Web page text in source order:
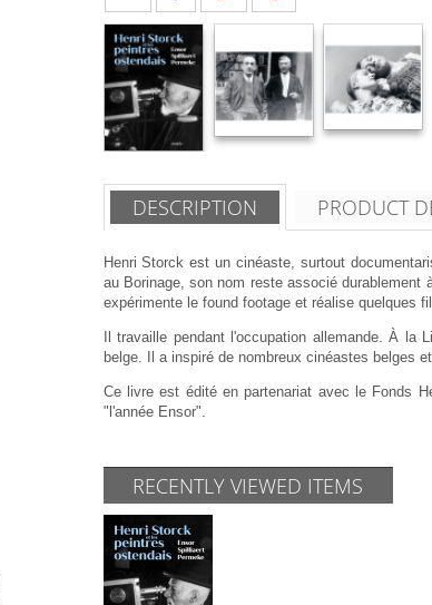
DESCRIPTION PRODUCT
Henri Storck est un cinéaste, surtout
au Borinage, son nom reste associé durablement
expérimente le found footage et réalise quelques
Il travaille pendant l'occupation allemande. À
belge. Il a inspiré de nombreux cinéastes belges
Ce livre est édité en partenariat avec le Fonds
"l'année Ensor".
RECENTLY VIEWED ITEMS